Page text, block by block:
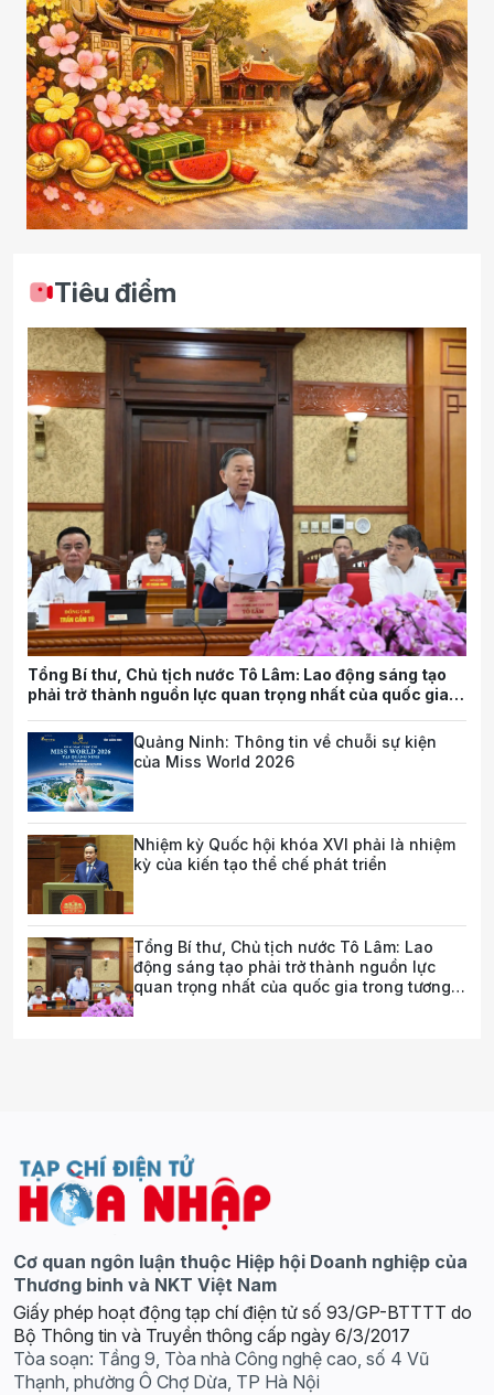
Tiêu điểm
Tổng Bí thư, Chủ tịch nước Tô Lâm: Lao động sáng tạo
phải trở thành nguồn lực quan trọng nhất của quốc gia
Quảng Ninh: Thông tin về chuỗi sự kiện
của Miss World 2026
Nhiệm kỳ Quốc hội khóa XVI phải là nhiệm
kỳ của kiến tạo thể chế phát triển
Tổng Bí thư, Chủ tịch nước Tô Lâm: Lao
động sáng tạo phải trở thành nguồn lực
quan trọng nhất của quốc gia trong tương
Cơ quan ngôn luận thuộc Hiệp hội Doanh nghiệp của
Thương binh và NKT Việt Nam
Giấy phép hoạt động tạp chí điện tử số 93/GP-BTTTT do
Bộ Thông tin và Truyền thông cấp ngày 6/3/2017
Tòa soạn: Tầng 9, Tòa nhà Công nghệ cao, số 4 Vũ
Thạnh, phường Ô Chợ Dừa, TP Hà Nội